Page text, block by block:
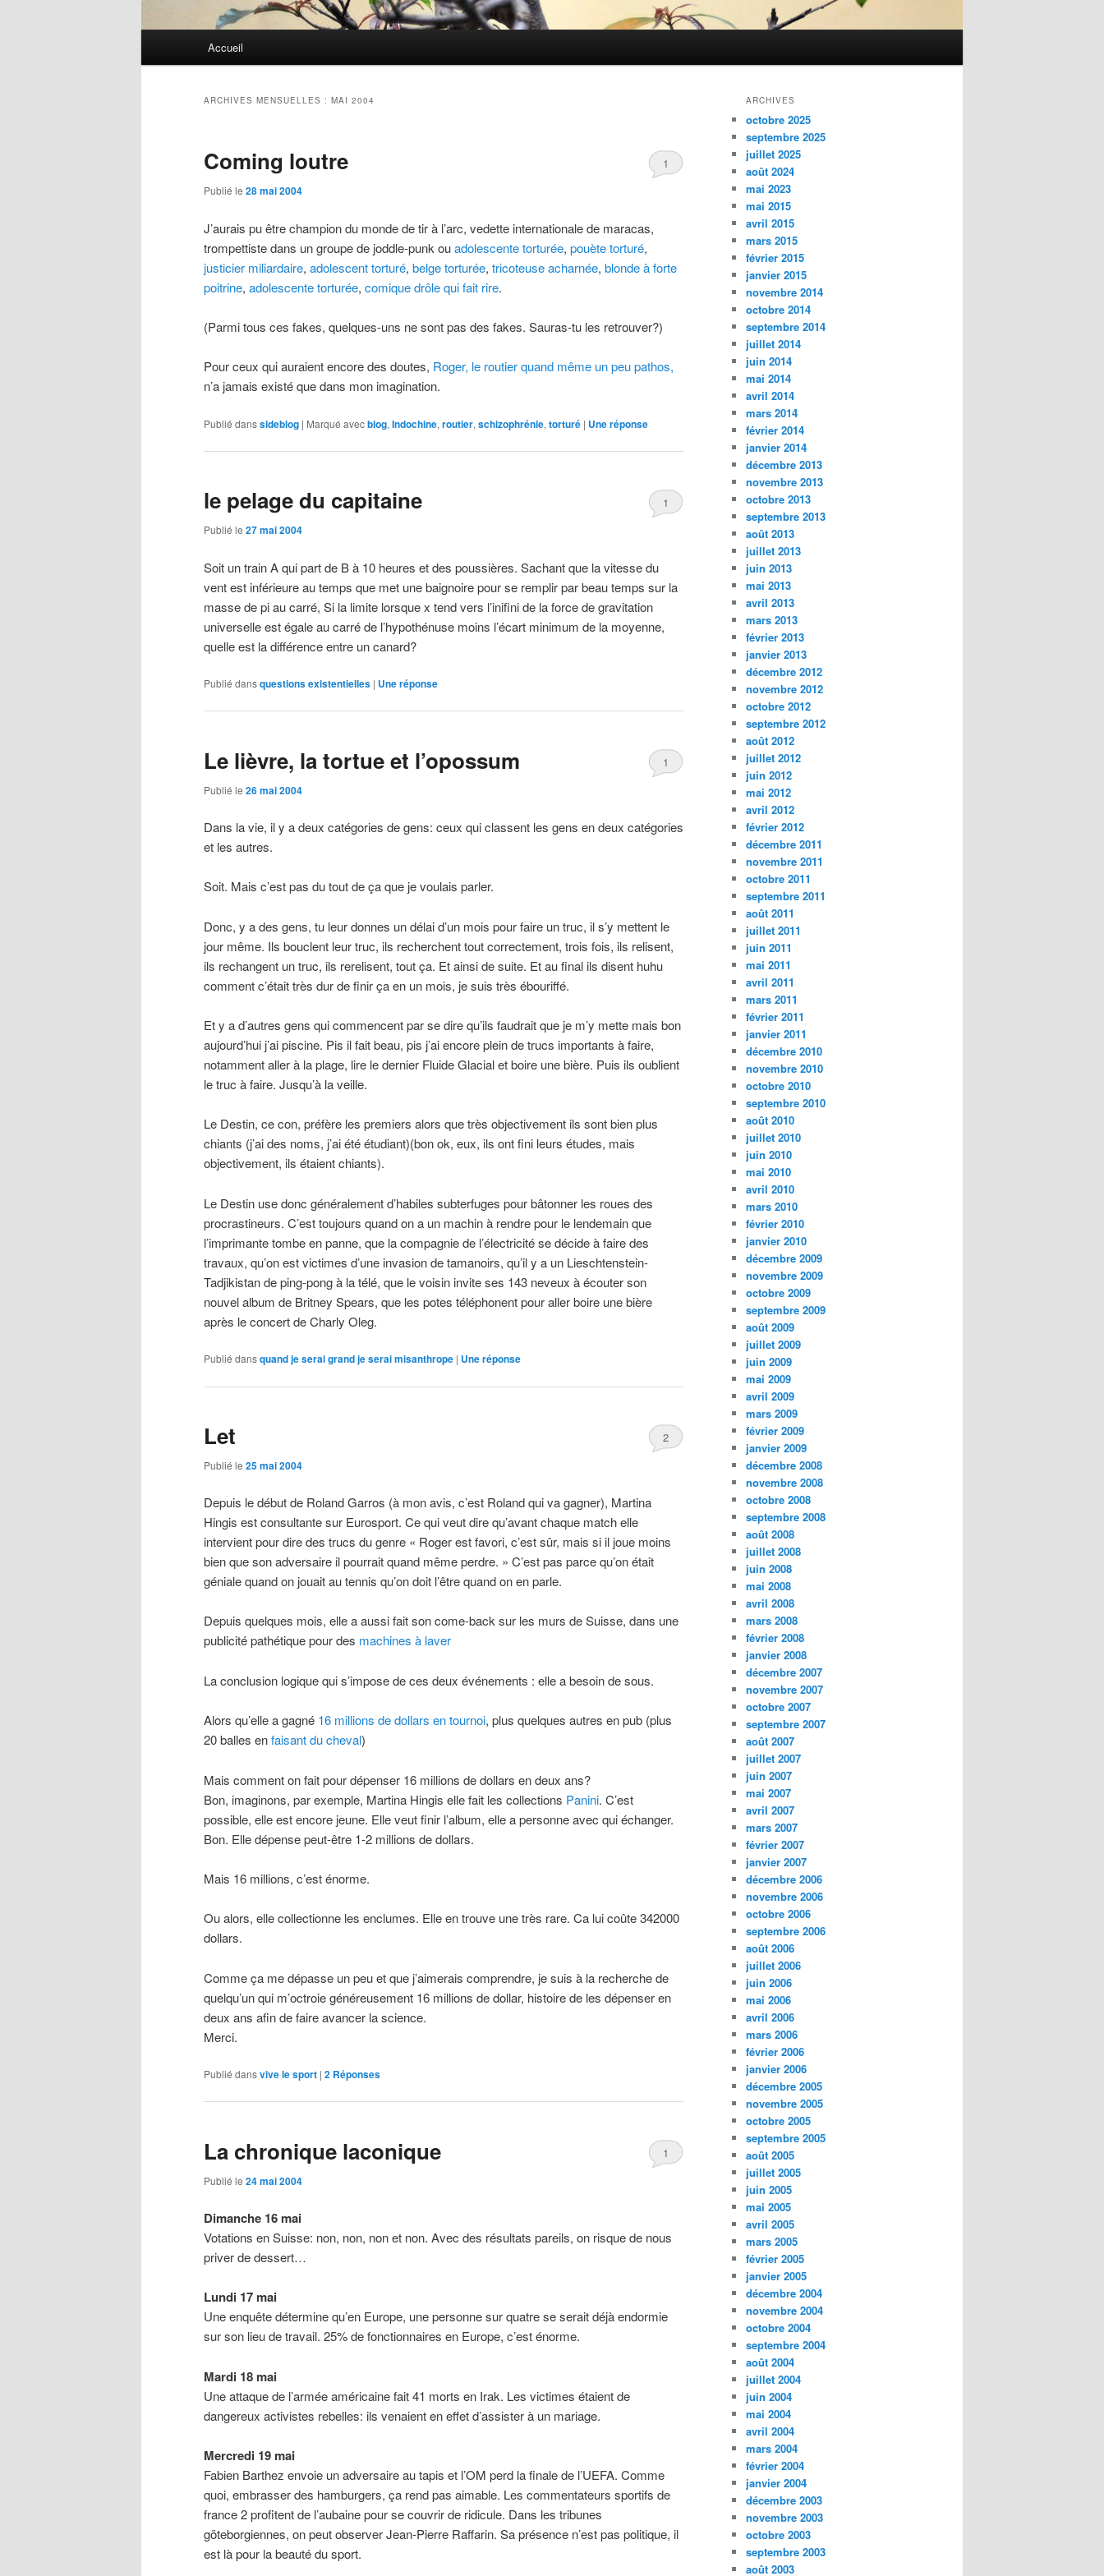
Accueil
ARCHIVES MENSUELLES : MAI 2004
Coming loutre
Publié le 28 mai 2004
1
J’aurais pu être champion du monde de tir à l’arc, vedette internationale de maracas,
trompettiste dans un groupe de joddle-punk ouadolescente torturée, pouète torturé,
justicier miliardaire, adolescent torturé, belge torturée, tricoteuse acharnée, blonde à forte
poitrine, adolescente torturée, comique drôle qui fait rire.
(Parmi tous ces fakes, quelques-uns ne sont pas des fakes. Sauras-tu les retrouver?)
Pour ceux qui auraient encore des doutes, Roger, le routier quand même un peu pathos,
n’a jamais existé que dans mon imagination.
Publié danssideblog | Marqué avecblog, Indochine, routier, schizophrénie, torturé | Uneréponse
le pelage du capitaine
Publié le 27 mai 2004
1
Soit un train A qui part de B à 10 heures et des poussières. Sachant que la vitesse du
vent est inférieure au temps que met une baignoire pour se remplir par beau temps sur la
masse de pi au carré, Si la limite lorsque x tend vers l’inifini de la force de gravitation
universelle est égale au carré de l’hypothénuse moins l’écart minimum de la moyenne,
quelle est la différence entre un canard?
Publié dansquestions existentielles | Uneréponse
Le lièvre, la tortue et l’opossum
Publié le 26 mai 2004
1
Dans la vie, il y a deux catégories de gens: ceux qui classent les gens en deux catégories
et les autres.
Soit. Mais c’est pas du tout de ça que je voulais parler.
Donc, y a des gens, tu leur donnes un délai d’un mois pour faire un truc, il s’y mettent le
jour même. Ils bouclent leur truc, ils recherchent tout correctement, trois fois, ils relisent,
ils rechangent un truc, ils rerelisent, tout ça. Et ainsi de suite. Et au final ils disent huhu
comment c’était très dur de finir ça en un mois, je suis très ébouriffé.
Et y a d’autres gens qui commencent par se dire qu’ils faudrait que je m’y mette mais bon
aujourd’hui j’ai piscine. Pis il fait beau, pis j’ai encore plein de trucs importants à faire,
notamment aller à la plage, lire le dernier Fluide Glacial et boire une bière. Puis ils oublient
le truc à faire. Jusqu’à la veille.
Le Destin, ce con, préfère les premiers alors que très objectivement ils sont bien plus
chiants (j’ai des noms, j’ai été étudiant)(bon ok, eux, ils ont fini leurs études, mais
objectivement, ils étaient chiants).
Le Destin use donc généralement d’habiles subterfuges pour bâtonner les roues des
procrastineurs. C’est toujours quand on a un machin à rendre pour le lendemain que
l’imprimante tombe en panne, que la compagnie de l’électricité se décide à faire des
travaux, qu’on est victimes d’une invasion de tamanoirs, qu’il y a un Lieschtenstein-
Tadjikistan de ping-pong à la télé, que le voisin invite ses 143 neveux à écouter son
nouvel album de Britney Spears, que les potes téléphonent pour aller boire une bière
après le concert de Charly Oleg.
Publié dansquand je serai grand je serai misanthrope | Uneréponse
Let
Publié le 25 mai 2004
2
Depuis le début de Roland Garros (à mon avis, c’est Roland qui va gagner), Martina
Hingis est consultante sur Eurosport. Ce qui veut dire qu’avant chaque match elle
intervient pour dire des trucs du genre « Roger est favori, c’est sûr, mais si il joue moins
bien que son adversaire il pourrait quand même perdre. » C’est pas parce qu’on était
géniale quand on jouait au tennis qu’on doit l’être quand on en parle.
Depuis quelques mois, elle a aussi fait son come-back sur les murs de Suisse, dans une
publicité pathétique pour des machines à laver
La conclusion logique qui s’impose de ces deux événements : elle a besoin de sous.
Alors qu’elle a gagné 16 millions de dollars en tournoi, plus quelques autres en pub (plus
20 balles enfaisant du cheval)
Mais comment on fait pour dépenser 16 millions de dollars en deux ans?
Bon, imaginons, par exemple, Martina Hingis elle fait les collections Panini. C’est
possible, elle est encore jeune. Elle veut finir l’album, elle a personne avec qui échanger.
Bon. Elle dépense peut-être 1-2 millions de dollars.
Mais 16 millions, c’est énorme.
Ou alors, elle collectionne les enclumes. Elle en trouve une très rare. Ca lui coûte 342000
dollars.
Comme ça me dépasse un peu et que j’aimerais comprendre, je suis à la recherche de
quelqu’un qui m’octroie généreusement 16 millions de dollar, histoire de les dépenser en
deux ans afin de faire avancer la science.
Merci.
Publié dansvive le sport | 2 Réponses
La chronique laconique
Publié le 24 mai 2004
1
Dimanche 16 mai
Votations en Suisse: non, non, non et non. Avec des résultats pareils, on risque de nous
priver de dessert…
Lundi 17 mai
Une enquête détermine qu’en Europe, une personne sur quatre se serait déjà endormie
sur son lieu de travail. 25% de fonctionnaires en Europe, c’est énorme.
Mardi 18 mai
Une attaque de l’armée américaine fait 41 morts en Irak. Les victimes étaient de
dangereux activistes rebelles: ils venaient en effet d’assister à un mariage.
Mercredi 19 mai
Fabien Barthez envoie un adversaire au tapis et l’OM perd la finale de l’UEFA. Comme
quoi, embrasser des hamburgers, ça rend pas aimable. Les commentateurs sportifs de
france 2 profitent de l’aubaine pour se couvrir de ridicule. Dans les tribunes
göteborgiennes, on peut observer Jean-Pierre Raffarin. Sa présence n’est pas politique, il
est là pour la beauté du sport.
ARCHIVES
octobre 2025
septembre 2025
juillet 2025
août 2024
mai 2023
mai 2015
avril 2015
mars 2015
février 2015
janvier 2015
novembre 2014
octobre 2014
septembre 2014
juillet 2014
juin 2014
mai 2014
avril 2014
mars 2014
février 2014
janvier 2014
décembre 2013
novembre 2013
octobre 2013
septembre 2013
août 2013
juillet 2013
juin 2013
mai 2013
avril 2013
mars 2013
février 2013
janvier 2013
décembre 2012
novembre 2012
octobre 2012
septembre 2012
août 2012
juillet 2012
juin 2012
mai 2012
avril 2012
février 2012
décembre 2011
novembre 2011
octobre 2011
septembre 2011
août 2011
juillet 2011
juin 2011
mai 2011
avril 2011
mars 2011
février 2011
janvier 2011
décembre 2010
novembre 2010
octobre 2010
septembre 2010
août 2010
juillet 2010
juin 2010
mai 2010
avril 2010
mars 2010
février 2010
janvier 2010
décembre 2009
novembre 2009
octobre 2009
septembre 2009
août 2009
juillet 2009
juin 2009
mai 2009
avril 2009
mars 2009
février 2009
janvier 2009
décembre 2008
novembre 2008
octobre 2008
septembre 2008
août 2008
juillet 2008
juin 2008
mai 2008
avril 2008
mars 2008
février 2008
janvier 2008
décembre 2007
novembre 2007
octobre 2007
septembre 2007
août 2007
juillet 2007
juin 2007
mai 2007
avril 2007
mars 2007
février 2007
janvier 2007
décembre 2006
novembre 2006
octobre 2006
septembre 2006
août 2006
juillet 2006
juin 2006
mai 2006
avril 2006
mars 2006
février 2006
janvier 2006
décembre 2005
novembre 2005
octobre 2005
septembre 2005
août 2005
juillet 2005
juin 2005
mai 2005
avril 2005
mars 2005
février 2005
janvier 2005
décembre 2004
novembre 2004
octobre 2004
septembre 2004
août 2004
juillet 2004
juin 2004
mai 2004
avril 2004
mars 2004
février 2004
janvier 2004
décembre 2003
novembre 2003
octobre 2003
septembre 2003
août 2003